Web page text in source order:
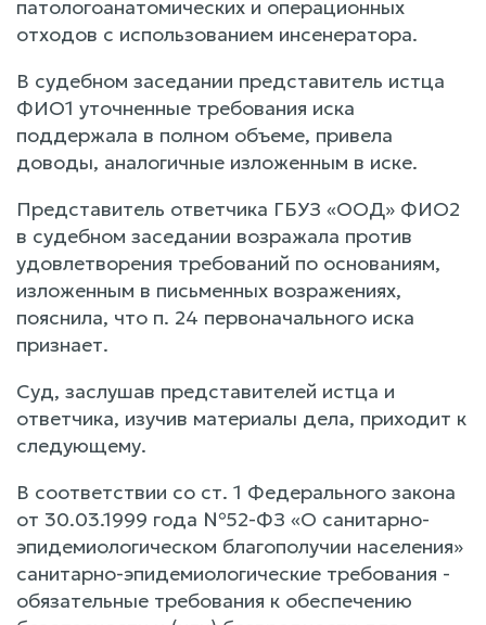
патологоанатомических и операционных
отходов с использованием инсенератора.
В судебном заседании представитель истца
ФИО1 уточненные требования иска
поддержала в полном объеме, привела
доводы, аналогичные изложенным в иске.
Представитель ответчика ГБУЗ «ООД» ФИО2
в судебном заседании возражала против
удовлетворения требований по основаниям,
изложенным в письменных возражениях,
пояснила, что п. 24 первоначального иска
признает.
Суд, заслушав представителей истца и
ответчика, изучив материалы дела, приходит к
следующему.
В соответствии со ст. 1 Федерального закона
от 30.03.1999 года №52-ФЗ «О санитарно-
эпидемиологическом благополучии населения»
санитарно-эпидемиологические требования -
обязательные требования к обеспечению